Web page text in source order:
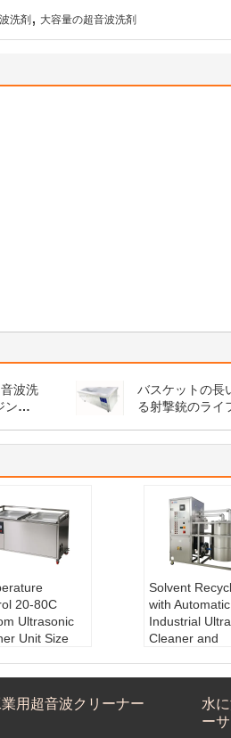
洗剤 , 大容量の超音波洗剤
波洗
ンの
バスケットの長
る射撃銃のライ
20-80C
Ultrasonic
Unit Size
Yes
Solvent
with Automatic
Industrial
Cleaner and
iltration
Heat Power:
業用超音波クリーナー
水
ーサ